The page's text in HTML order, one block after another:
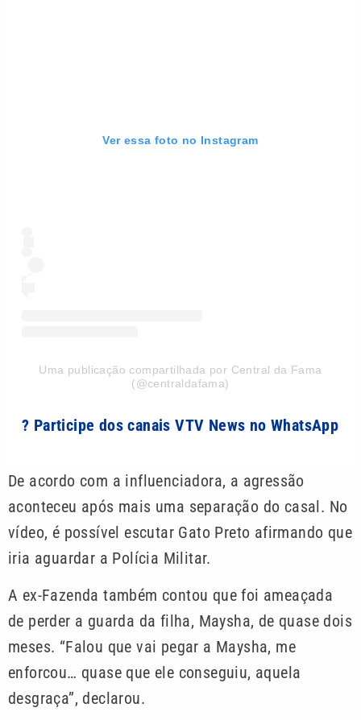
Ver essa foto no Instagram
Uma publicação compartilhada por Central da Fama
(@centraldafama)
? Participe dos canais VTV News no WhatsApp
De acordo com a influenciadora, a agressão
aconteceu após mais uma separação do casal. No
vídeo, é possível escutar Gato Preto afirmando que
iria aguardar a Polícia Militar.
A ex-Fazenda também contou que foi ameaçada
de perder a guarda da filha, Maysha, de quase dois
meses. “Falou que vai pegar a Maysha, me
enforcou… quase que ele conseguiu, aquela
desgraça”, declarou.